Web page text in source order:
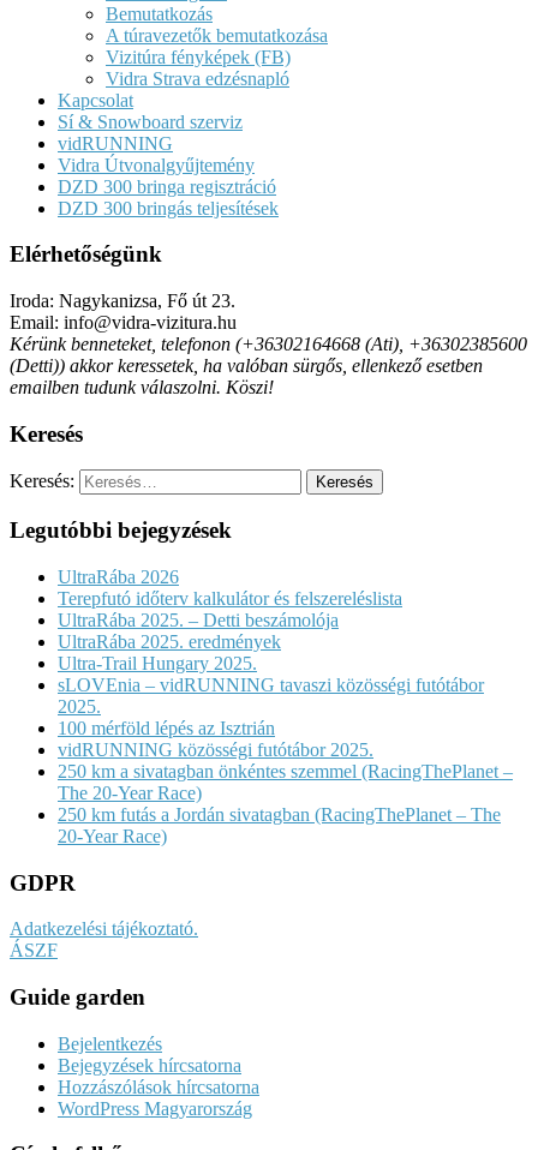
Bemutatkozás
A túravezetők bemutatkozása
Vizitúra fényképek (FB)
Vidra Strava edzésnapló
Kapcsolat
Sí & Snowboard szerviz
vidRUNNING
Vidra Útvonalgyűjtemény
DZD 300 bringa regisztráció
DZD 300 bringás teljesítések
Elérhetőségünk
Iroda: Nagykanizsa, Fő út 23.
Email: info@vidra-vizitura.hu
Kérünk benneteket, telefonon (+36302164668 (Ati), +36302385600
(Detti)) akkor keressetek, ha valóban sürgős, ellenkező esetben
emailben tudunk válaszolni. Köszi!
Keresés
Keresés:
Legutóbbi bejegyzések
UltraRába 2026
Terepfutó időterv kalkulátor és felszereléslista
UltraRába 2025. – Detti beszámolója
UltraRába 2025. eredmények
Ultra-Trail Hungary 2025.
sLOVEnia – vidRUNNING tavaszi közösségi futótábor
2025.
100 mérföld lépés az Isztrián
vidRUNNING közösségi futótábor 2025.
250 km a sivatagban önkéntes szemmel (RacingThePlanet –
The 20-Year Race)
250 km futás a Jordán sivatagban (RacingThePlanet – The
20-Year Race)
GDPR
Adatkezelési tájékoztató.
ÁSZF
Guide garden
Bejelentkezés
Bejegyzések hírcsatorna
Hozzászólások hírcsatorna
WordPress Magyarország